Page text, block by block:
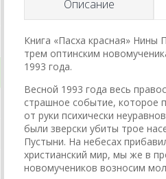
Описание
Книга «Пасха красная» Нины
трем оптинским
1993 года.
Весной 1993 года весь
страшное событие, которое
от руки психически
были зверски убиты трое
Пустыни. На небесах
христианский мир, мы же в
новомучеников возносим